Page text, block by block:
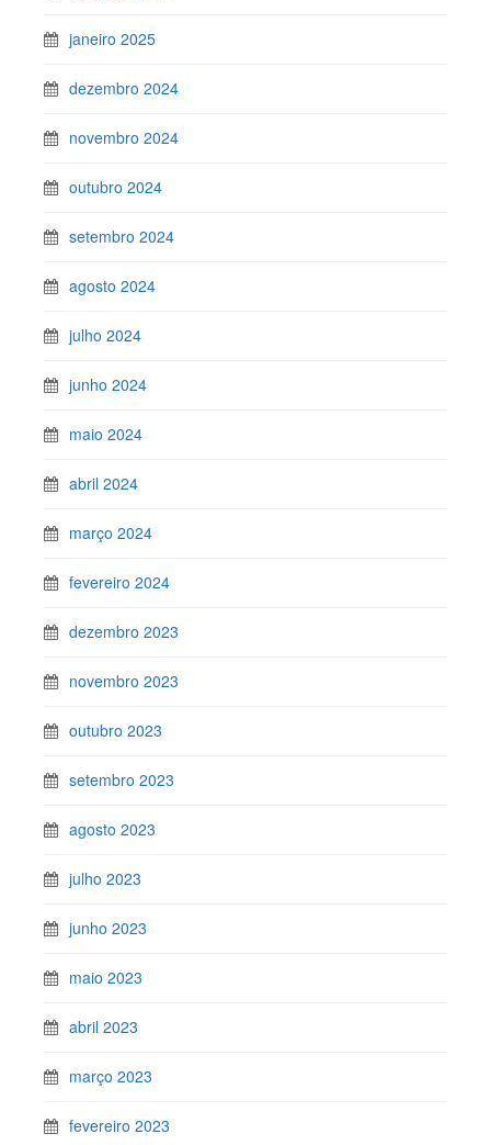
janeiro 2025
dezembro 2024
novembro 2024
outubro 2024
setembro 2024
agosto 2024
julho 2024
junho 2024
maio 2024
abril 2024
março 2024
fevereiro 2024
dezembro 2023
novembro 2023
outubro 2023
setembro 2023
agosto 2023
julho 2023
junho 2023
maio 2023
abril 2023
março 2023
fevereiro 2023